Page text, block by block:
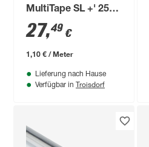
MultiTape SL +' 2500
x 6 cm
27,49 €
1,10 € / Meter
Lieferung nach Hause
Verfügbar in Troisdorf